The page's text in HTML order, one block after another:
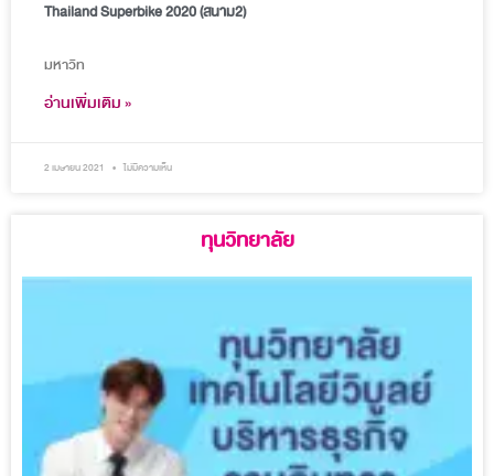
Thailand Superbike 2020 (สนาม2)
มหาวิท
อ่านเพิ่มเติม »
2 เมษายน 2021 ไม่มีความเห็น
ทุนวิทยาลัย